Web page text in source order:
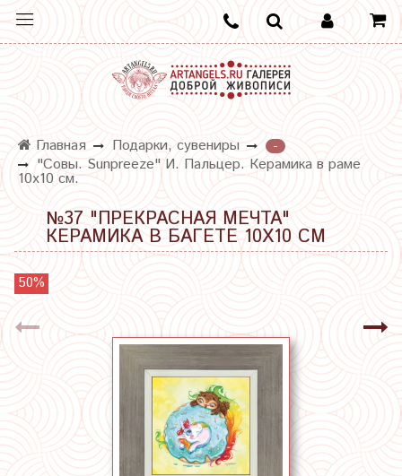
Главная Подарки, сувениры
-
"Совы. Sunpreeze" И. Пальцер. Керамика в раме
10х10 см.
№37 "ПРЕКРАСНАЯ МЕЧТА"
КЕРАМИКА В БАГЕТЕ 10Х10 СМ
50%